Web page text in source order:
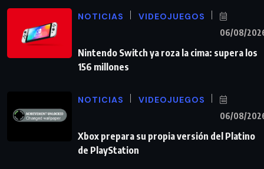
NOTICIAS VIDEOJUEGOS
06/08/
Nintendo Switch ya roza la cima: supera los
156 millones
NOTICIAS VIDEOJUEGOS
06/08/
Xbox prepara su propia versión del Platino
de PlayStation